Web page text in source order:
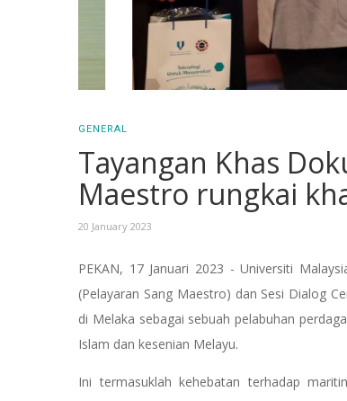
GENERAL
Tayangan Khas
Maestro rungkai
20 January 2023
PEKAN, 17 Januari 2023 - Universiti
(Pelayaran Sang Maestro) dan Sesi Dialog
di Melaka sebagai sebuah pelabuhan
Islam dan kesenian Melayu.
Ini termasuklah kehebatan terhadap